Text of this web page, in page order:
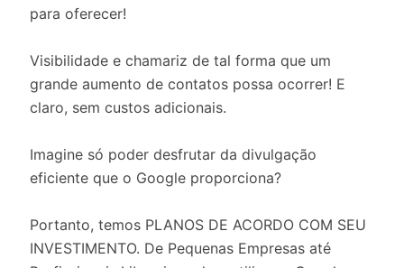
para oferecer!
Visibilidade e chamariz de tal forma que um
grande aumento de contatos possa ocorrer! E
claro, sem custos adicionais.
Imagine só poder desfrutar da divulgação
eficiente que o Google proporciona?
Portanto, temos PLANOS DE ACORDO COM SEU
INVESTIMENTO. De Pequenas Empresas até